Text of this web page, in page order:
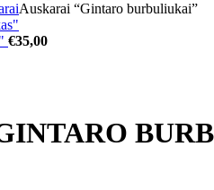
Auskarai “Gintaro burbuliukai”
€35,00